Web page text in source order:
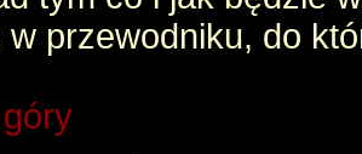
przewodniku, do